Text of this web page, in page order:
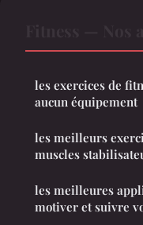
les exercices de
aucun équipement
les meilleurs
muscles
les meilleures
motiver et suivre